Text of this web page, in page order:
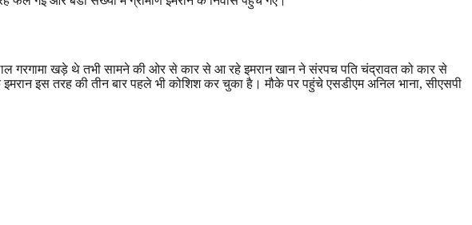
गरगामा खड़े थे तभी सामने की ओर से कार से आ रहे इमरान खान ने संरपच पति चंद्रावत को कार से
इस तरह की तीन बार पहले भी कोशिश कर चुका है। मौके पर पहुंचे एसडीएम अनिल भाना, सीएसपी